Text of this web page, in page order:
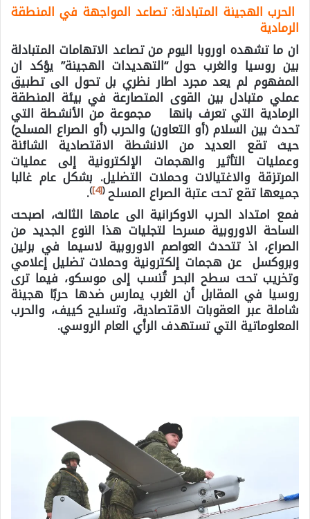
الحرب الهجينة المتبادلة: تصاعد المواجهة في المنطقة
الرمادية
ان ما تشهده اوروبا اليوم من تصاعد الاتهامات المتبادلة
بين روسيا والغرب حول “التهديدات الهجينة” يؤكد ان
المفهوم لم يعد مجرد اطار نظري بل تحول الى تطبيق
عملي متبادل بين القوى المتصارعة في بيئة المنطقة
الرمادية التي تعرف بانها مجموعة من الأنشطة التي
تحدث بين السلام (أو التعاون) والحرب (أو الصراع المسلح)
حيث تقع العديد من الانشطة الاقتصادية الشائنة
وعمليات التأثير والهجمات الإلكترونية إلى عمليات
المرتزقة والاغتيالات وحملات التضليل. بشكل عام غالبا
جميعها تقع تحت عتبة الصراع المسلح(
[4]
)
.
فمع امتداد الحرب الاوكرانية الى عامها الثالث، اصبحت
الساحة الاوروبية مسرحا لتجليات هذا النوع الجديد من
الصراع، اذ تتحدث العواصم الاوروبية لاسيما في برلين
وبروكسل عن هجمات إلكترونية وحملات تضليل إعلامي
وتخريب تحت سطح البحر تُنسب إلى موسكو، فيما ترى
روسيا في المقابل أن الغرب يمارس ضدها حربًا هجينة
شاملة عبر العقوبات الاقتصادية، وتسليح كييف، والحرب
المعلوماتية التي تستهدف الرأي العام الروسي.